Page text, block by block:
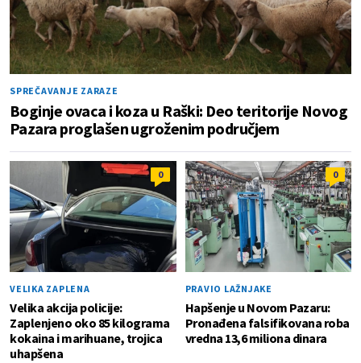
SPREČAVANJE ZARAZE
Boginje ovaca i koza u Raški: Deo teritorije Novog
Pazara proglašen ugroženim područjem
0
VELIKA ZAPLENA
Velika akcija policije:
Zaplenjeno oko 85 kilograma
kokaina i marihuane, trojica
uhapšena
0
PRAVIO LAŽNJAKE
Hapšenje u Novom Pazaru:
Pronađena falsifikovana roba
vredna 13,6 miliona dinara